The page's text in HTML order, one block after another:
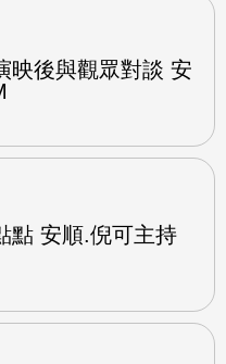
映後與觀眾對談 安
點 安順.倪可主持